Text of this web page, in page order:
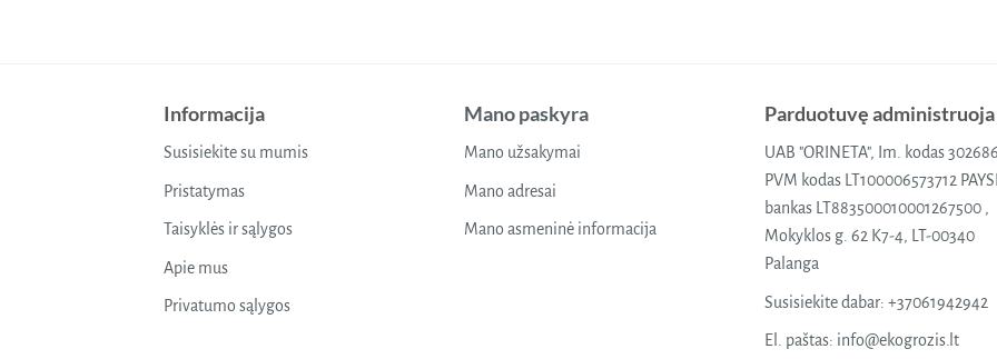
Informacija
Susisiekite su mumis
Pristatymas
Taisyklės ir sąlygos
Apie mus
Privatumo sąlygos
Mano paskyra
Mano užsakymai
Mano adresai
Mano asmeninė informacija
Parduotuvę administruoja
UAB "ORINETA", Im. kodas
PVM kodas LT100006573712
bankas LT883500010001267500 ,
Mokyklos g. 62 K7-4, LT-00340
Palanga
Susisiekite dabar: +37061942942
El. paštas: info@ekogrozis.lt